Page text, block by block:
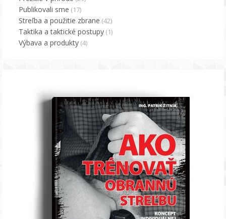
Publikovali sme (17)
Streľba a použitie zbrane (42)
Taktika a taktické postupy (1)
Výbava a produkty (4)